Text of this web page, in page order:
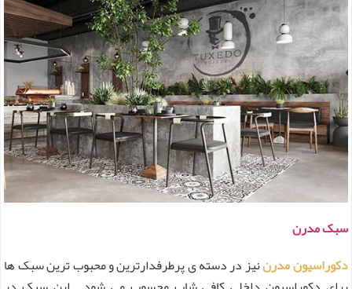
سبک مدرن
دکوراسیون مدرننیز در دسته ی پرطرفدارترین و محبوب ترین سبک ها